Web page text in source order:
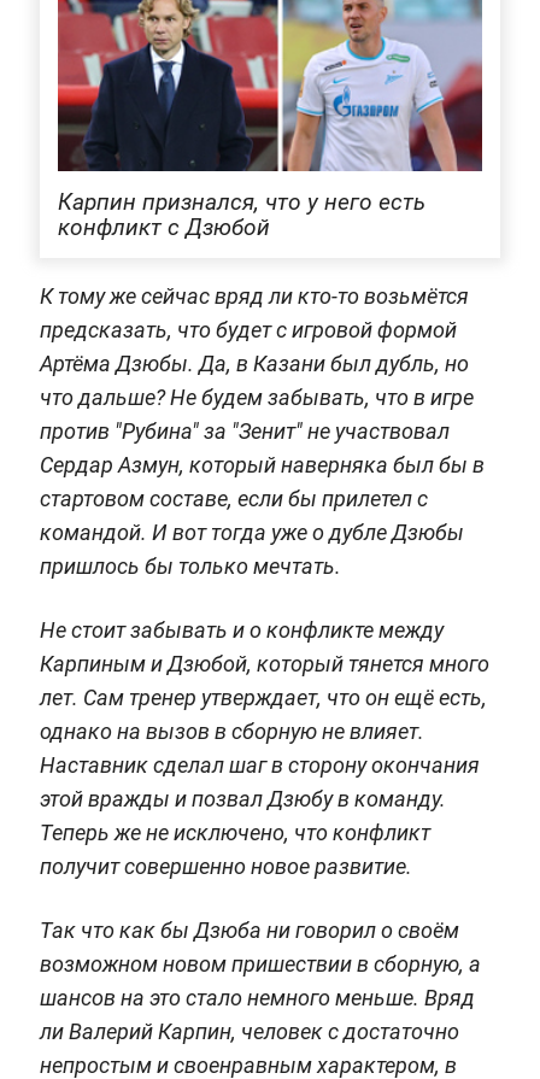
Карпин признался, что у него есть
конфликт с Дзюбой
К тому же сейчас вряд ли кто-то возьмётся
предсказать, что будет с игровой формой
Артёма Дзюбы. Да, в Казани был дубль, но
что дальше? Не будем забывать, что в игре
против "Рубина" за "Зенит" не участвовал
Сердар Азмун, который наверняка был бы в
стартовом составе, если бы прилетел с
командой. И вот тогда уже о дубле Дзюбы
пришлось бы только мечтать.
Не стоит забывать и о конфликте между
Карпиным и Дзюбой, который тянется много
лет. Сам тренер утверждает, что он ещё есть,
однако на вызов в сборную не влияет.
Наставник сделал шаг в сторону окончания
этой вражды и позвал Дзюбу в команду.
Теперь же не исключено, что конфликт
получит совершенно новое развитие.
Так что как бы Дзюба ни говорил о своём
возможном новом пришествии в сборную, а
шансов на это стало немного меньше. Вряд
ли Валерий Карпин, человек с достаточно
непростым и своенравным характером, в